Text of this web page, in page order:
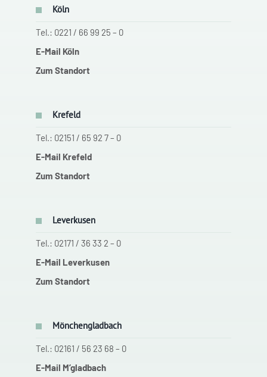
Köln
Tel.: 0221 / 66 99 25 – 0
E-Mail Köln
Zum Standort
Krefeld
Tel.: 02151 / 65 92 7 – 0
E-Mail Krefeld
Zum Standort
Leverkusen
Tel.: 02171 / 36 33 2 – 0
E-Mail Leverkusen
Zum Standort
Mönchengladbach
Tel.: 02161 / 56 23 68 – 0
E-Mail M’gladbach